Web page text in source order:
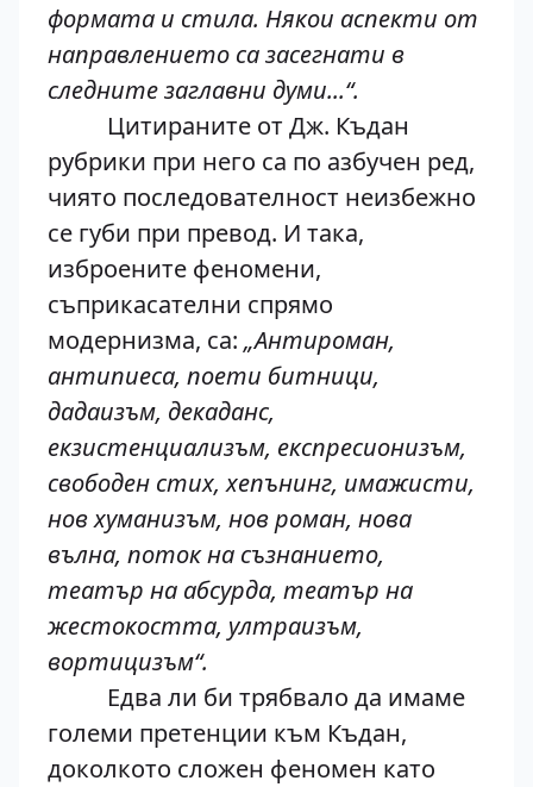
формата и стила. Някои аспекти от
направлението са засегнати в
следните заглавни думи...“.
Цитираните от Дж. Къдан
рубрики при него са по азбучен ред,
чиято последователност неизбежно
се губи при превод. И така,
изброените феномени,
съприкасателни спрямо
модернизма, са: „Антироман,
антипиеса, поети битници,
дадаизъм, декаданс,
екзистенциализъм, експресионизъм,
свободен стих, хепънинг, имажисти,
нов хуманизъм, нов роман, нова
вълна, поток на съзнанието,
театър на абсурда, театър на
жестокостта, ултраизъм,
вортицизъм“.
Едва ли би трябвало да имаме
големи претенции към Къдан,
доколкото сложен феномен като